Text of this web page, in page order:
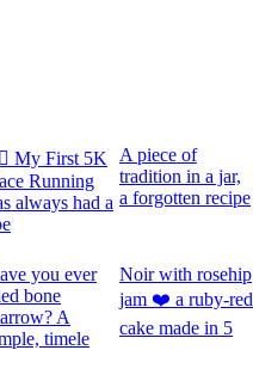
My First 5K
Running
always had a
A piece of
tradition in a jar,
a forgotten recipe
you ever
bone
A
timele
Noir with rosehip
jam ❤️ a ruby-red
cake made in 5